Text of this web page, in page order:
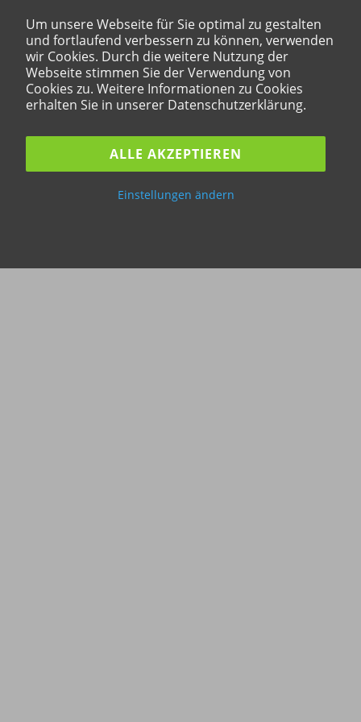
Um unsere Webseite für Sie optimal zu gestalten
und fortlaufend verbessern zu können, verwenden
wir Cookies. Durch die weitere Nutzung der
Webseite stimmen Sie der Verwendung von
Cookies zu. Weitere Informationen zu Cookies
erhalten Sie in unserer Datenschutzerklärung.
ALLE AKZEPTIEREN
Einstellungen ändern